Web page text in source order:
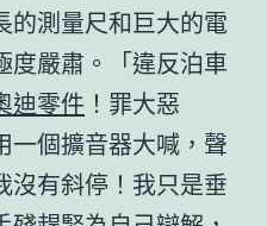
的測量尺和巨大的電
度嚴肅。「違反泊車
迪零件 ！罪大惡
一個擴音器大喊，聲
沒有斜停！我只是垂